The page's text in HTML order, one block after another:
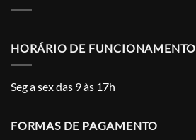
HORÁRIO DE FUNCIONAMENTO
Seg a sex das 9 às 17h
FORMAS DE PAGAMENTO